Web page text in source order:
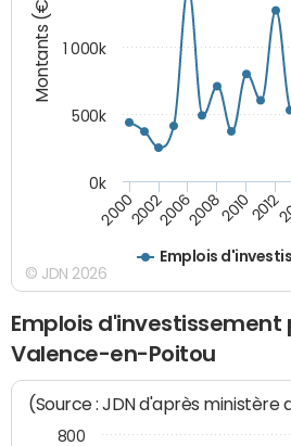
Montants (€)
Emplois
200020022006200820102012
0k
500k
1 000k
© JDN 2026
Emplois
Valence-en-Poitou
(Source : JDN d'après ministère
800